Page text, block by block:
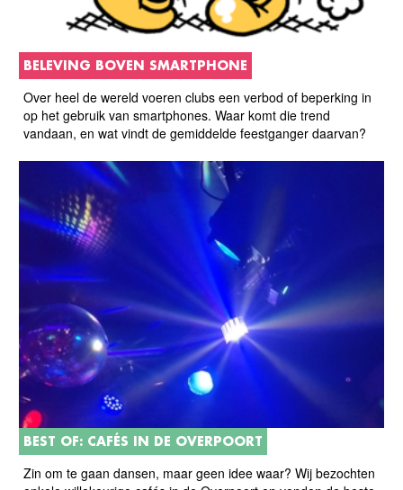
BELEVING BOVEN SMARTPHONE
Over heel de wereld voeren clubs een verbod of beperking in
op het gebruik van smartphones. Waar komt die trend
vandaan, en wat vindt de gemiddelde feestganger daarvan?
BEST OF: CAFÉS IN DE OVERPOORT
Zin om te gaan dansen, maar geen idee waar? Wij bezochten